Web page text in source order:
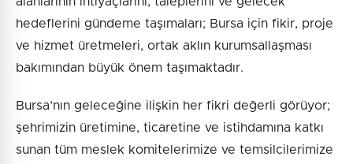
hedeflerini gündeme taşımaları; Bursa için fikir, proje
ve hizmet üretmeleri, ortak aklın kurumsallaşması
bakımından büyük önem taşımaktadır.
Bursa’nın geleceğine ilişkin her fikri değerli görüyor;
şehrimizin üretimine, ticaretine ve istihdamına katkı
sunan tüm meslek komitelerimize ve temsilcilerimize